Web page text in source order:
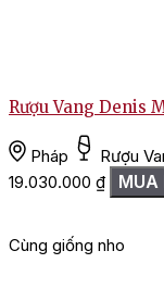
Rượu Vang Denis
Pháp Rượu
19.030.000 ₫ MUA
Cùng giống nho